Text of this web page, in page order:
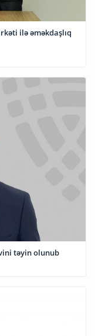
ilə əməkdaşlıq
təyin olunub